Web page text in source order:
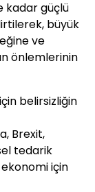
kadar güçlü
büyük
ve
önlemlerinin
belirsizliğin
Brexit,
tedarik
için